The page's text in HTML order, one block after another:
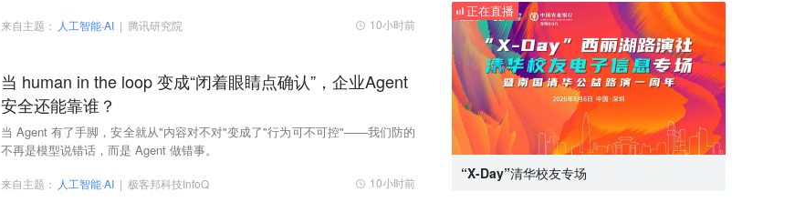
来自主题： 人工智能·AI | 腾讯研究院 10小时前
当 human in the loop 变成“闭着眼睛点确认”，企业Agent
安全还能靠谁？
当 Agent 有了手脚，安全就从"内容对不对"变成了"行为可不可控"——我们防的
不再是模型说错话，而是 Agent 做错事。
来自主题： 人工智能·AI | 极客邦科技InfoQ 10小时前
业务合作处于产品送样阶段，尚未形成规模化收
入，能否通过客户认证存在不确定性。2025年
度，公司AI服务器相关产品营业收入占公司营业
收入的比例不足1%，AIPC相关产品营业收入占
公司营业收入的比例约7%。公司AI相关业务目
前对公司整体营业收入和利润贡献极小，不会对
公司经营业绩产生重大影响。
正在直播
“X-Day”清华校友专场